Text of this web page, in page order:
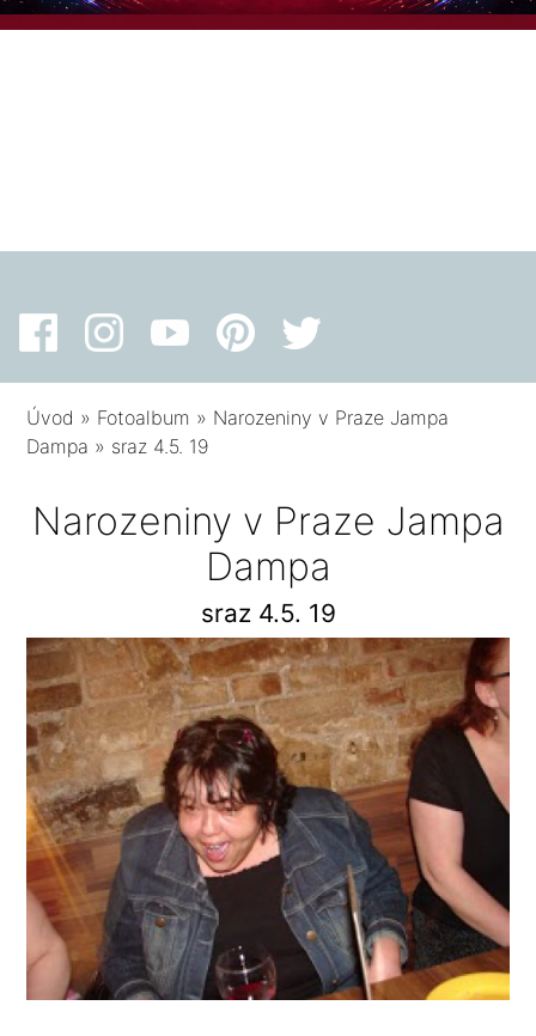
Úvod » Fotoalbum » Narozeniny v Praze Jampa
Dampa » sraz 4.5. 19
Narozeniny v Praze Jampa
Dampa
sraz 4.5. 19